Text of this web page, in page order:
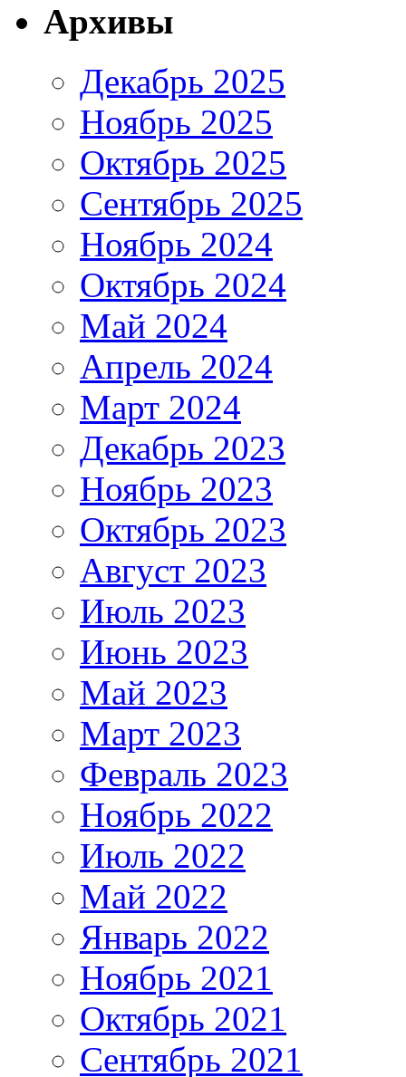
Архивы
Декабрь 2025
Ноябрь 2025
Октябрь 2025
Сентябрь 2025
Ноябрь 2024
Октябрь 2024
Май 2024
Апрель 2024
Март 2024
Декабрь 2023
Ноябрь 2023
Октябрь 2023
Август 2023
Июль 2023
Июнь 2023
Май 2023
Март 2023
Февраль 2023
Ноябрь 2022
Июль 2022
Май 2022
Январь 2022
Ноябрь 2021
Октябрь 2021
Сентябрь 2021